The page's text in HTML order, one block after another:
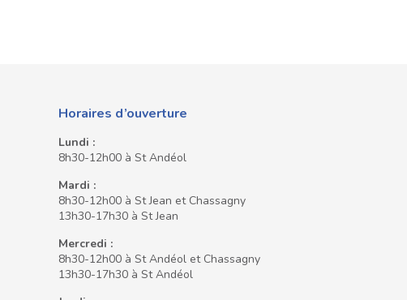
Horaires d’ouverture
Lundi :
8h30-12h00 à St Andéol
Mardi :
8h30-12h00 à St Jean et Chassagny
13h30-17h30 à St Jean
Mercredi :
8h30-12h00 à St Andéol et Chassagny
13h30-17h30 à St Andéol